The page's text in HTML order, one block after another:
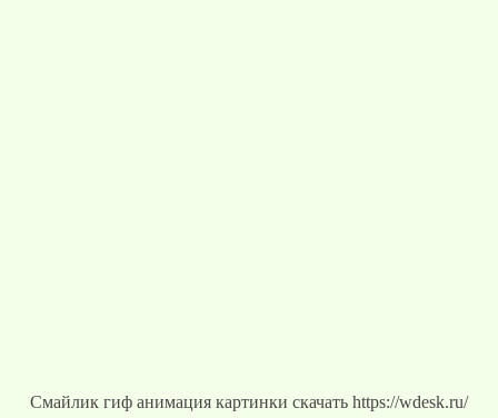
Смайлик гиф анимация картинки скачать https://wdesk.ru/